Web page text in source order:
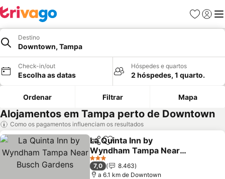
Favoritos
Iniciar
Destino
Downtown, Tampa
Check-in/out
Escolha as datas
Hóspedes e quartos
2 hóspedes, 1 quarto.
Ordenar Filtrar Mapa
Alojamentos em Tampa perto de Downtown
Como os pagamentos influenciam os resultados
PartilharAdicionar aos favoritos
La Quinta Inn by
Wyndham Tampa Near
Busch Gardens
3 Estrelas
7,0
8.463
a 6.1 km de Downtown